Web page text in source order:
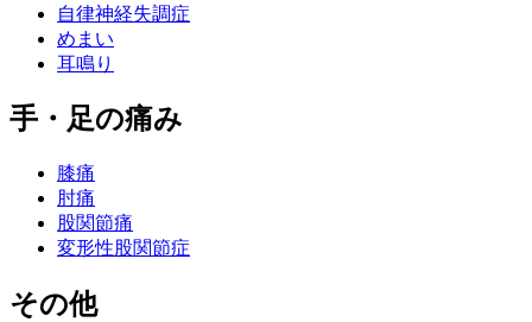
自律神経失調症
めまい
耳鳴り
手・足の痛み
膝痛
肘痛
股関節痛
変形性股関節症
その他